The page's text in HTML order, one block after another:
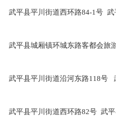
武平县平川街道西环路84-1号 武
武平县城厢镇环城东路客都会旅游
武平县平川街道沿河东路118号 武
武平县平川街道西环路82号 武平县